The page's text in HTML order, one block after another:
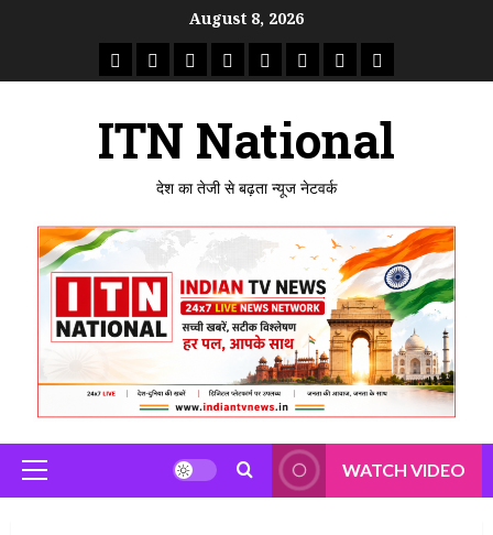
August 8, 2026
राष्ट्रीयताजा
उत्तर
मध्य
राजस्थान
पंजाब गुजरातमहाराष्ट्र
ITN National
देश का तेजी से बढ़ता न्यूज नेटवर्क
Primary
Menu
WATCH VIDEO